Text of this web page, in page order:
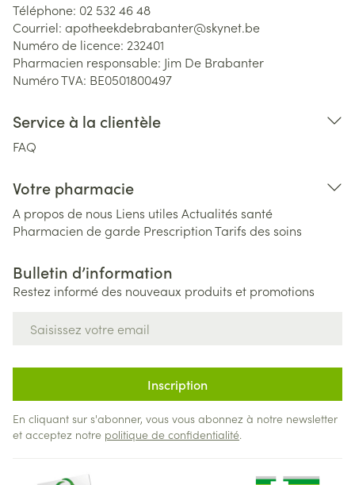
Téléphone: 02 532 46 48
Courriel: apotheekdebrabanter@skynet.be
Numéro de licence: 232401
Pharmacien responsable: Jim De Brabanter
Numéro TVA: BE0501800497
Service à la clientèle
FAQ
Votre pharmacie
A propos de nous Liens utiles Actualités santé
Pharmacien de garde PrescriptionTarifs des soins
Bulletin d’information
Restez informé des nouveaux produits et promotions
Inscription
En cliquant sur s'abonner, vous vous abonnez à notre newsletter
et acceptez notre politique de confidentialité.